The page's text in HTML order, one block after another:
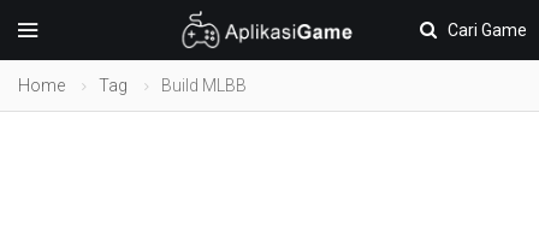
Cari Game
Home Tag Build MLBB